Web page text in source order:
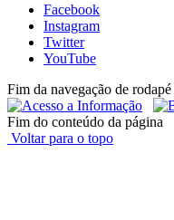
Facebook
Instagram
Twitter
YouTube
Fim da navegação de rodapé
Fim do conteúdo da página
Voltar para o topo